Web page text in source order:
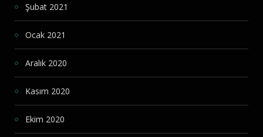
Şubat 2021
Ocak 2021
Aralık 2020
Kasım 2020
Ekim 2020